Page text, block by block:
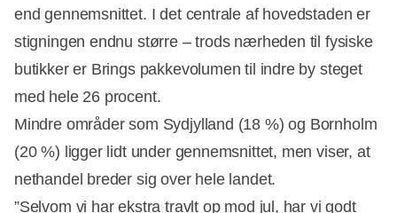
end gennemsnittet. I det centrale af hovedstaden er
stigningen endnu større – trods nærheden til fysiske
butikker er Brings pakkevolumen til indre by steget
med hele 26 procent.
Mindre områder som Sydjylland (18 %) og Bornholm
(20 %) ligger lidt under gennemsnittet, men viser, at
nethandel breder sig over hele landet.
”Selvom vi har ekstra travlt op mod jul, har vi godt